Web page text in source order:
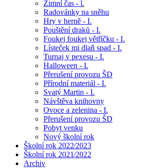
Zimní čas - l.
Radovánky na sněhu
Hry v herně - I.
Pouštění draků - I.
Foukej foukej větříčku - I.
Lísteček mi dlaň spad - I.
Turnaj v pexesu - I.
Halloween - I.
Přerušení provozu ŠD
Přírodní materiál - I.
Svatý Martin - I.
Návštěva knihovny
Ovoce a zelenina - I.
Přerušení provozu ŠD
Pobyt venku
Nový školní rok
Školní rok 2022⁄2023
Školní rok 2021⁄2022
Archiv